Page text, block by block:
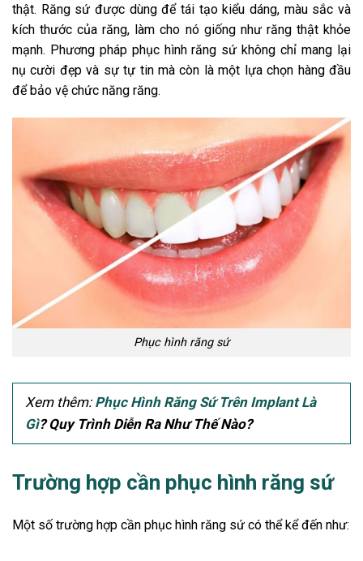
thật. Răng sứ được dùng để tái tạo kiểu dáng, màu sắc và
kích thước của răng, làm cho nó giống như răng thật khỏe
mạnh. Phương pháp phục hình răng sứ không chỉ mang lại
nụ cười đẹp và sự tự tin mà còn là một lựa chọn hàng đầu
để bảo vệ chức năng răng.
Phục hình răng sứ
Xem thêm: Phục Hình Răng Sứ Trên Implant Là
Gì? Quy Trình Diễn Ra Như Thế Nào?
Trường hợp cần phục hình răng sứ
Một số trường hợp cần phục hình răng sứ có thể kể đến như: